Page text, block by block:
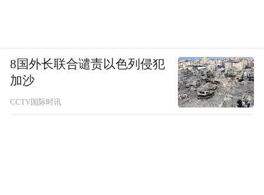
8国外长联合谴责以色列侵犯
加沙
CCTV国际时讯